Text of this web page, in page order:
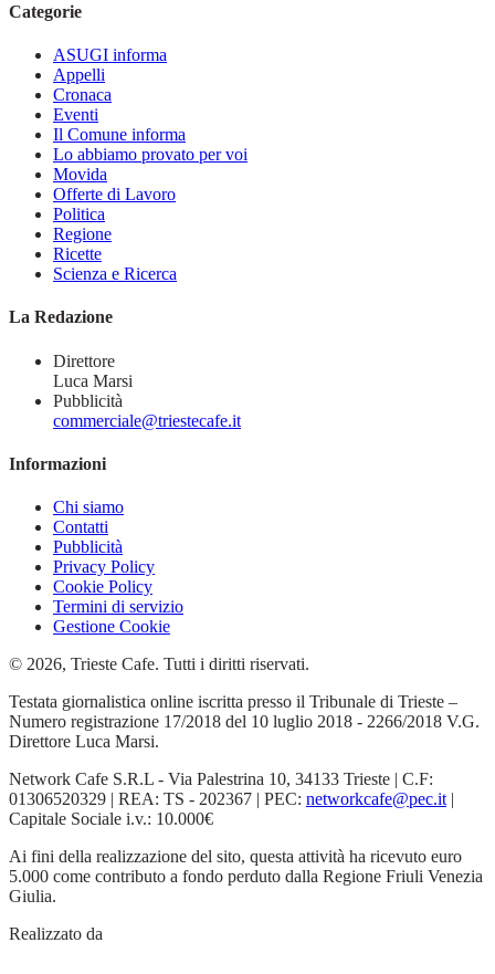
Categorie
ASUGI informa
Appelli
Cronaca
Eventi
Il Comune informa
Lo abbiamo provato per voi
Movida
Offerte di Lavoro
Politica
Regione
Ricette
Scienza e Ricerca
La Redazione
Direttore
Luca Marsi
Pubblicità
commerciale@triestecafe.it
Informazioni
Chi siamo
Contatti
Pubblicità
Privacy Policy
Cookie Policy
Termini di servizio
Gestione Cookie
© 2026, Trieste Cafe. Tutti i diritti riservati.
Testata giornalistica online iscritta presso il Tribunale di Trieste –
Numero registrazione 17/2018 del 10 luglio 2018 - 2266/2018 V.G.
Direttore Luca Marsi.
Network Cafe S.R.L - Via Palestrina 10, 34133 Trieste | C.F:
01306520329 | REA: TS - 202367 | PEC: networkcafe@pec.it |
Capitale Sociale i.v.: 10.000€
Ai fini della realizzazione del sito, questa attività ha ricevuto euro
5.000 come contributo a fondo perduto dalla Regione Friuli Venezia
Giulia.
Realizzato da